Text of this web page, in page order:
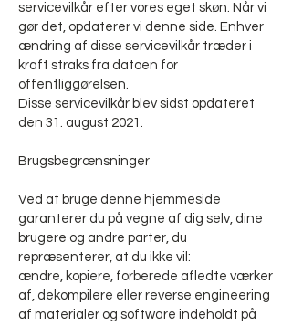
servicevilkår efter vores eget skøn. Når vi
gør det, opdaterer vi denne side. Enhver
ændring af disse servicevilkår træder i
kraft straks fra datoen for
offentliggørelsen.
Disse servicevilkår blev sidst opdateret
den 31. august 2021.
Brugsbegrænsninger
Ved at bruge denne hjemmeside
garanterer du på vegne af dig selv, dine
brugere og andre parter, du
repræsenterer, at du ikke vil:
ændre, kopiere, forberede afledte værker
af, dekompilere eller reverse engineering
af materialer og software indeholdt på